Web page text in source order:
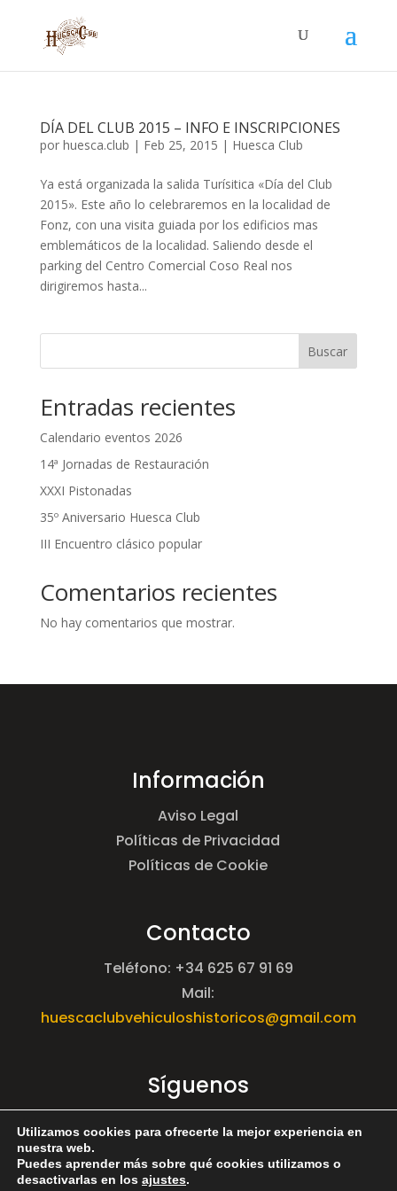
DÍA DEL CLUB 2015 – INFO E INSCRIPCIONES
por huesca.club | Feb 25, 2015 | Huesca Club
Ya está organizada la salida Turísitica «Día del Club
2015». Este año lo celebraremos en la localidad de
Fonz, con una visita guiada por los edificios mas
emblemáticos de la localidad. Saliendo desde el
parking del Centro Comercial Coso Real nos
dirigiremos hasta...
Buscar
Entradas recientes
Calendario eventos 2026
14ª Jornadas de Restauración
XXXI Pistonadas
35º Aniversario Huesca Club
III Encuentro clásico popular
Comentarios recientes
No hay comentarios que mostrar.
Información
Aviso Legal
Políticas de Privacidad
Políticas de Cookie
Contacto
Teléfono: +34 625 67 91 69
Mail:
huescaclubvehiculoshistoricos@gmail.com
Síguenos
Utilizamos cookies para ofrecerte la mejor experiencia en
nuestra web.
Puedes aprender más sobre qué cookies utilizamos o
desactivarlas en los ajustes.